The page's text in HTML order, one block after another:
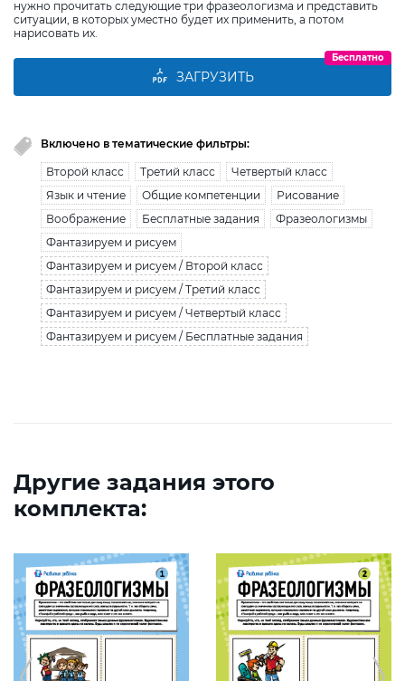
нужно прочитать следующие три фразеологизма и представить
ситуации, в которых уместно будет их применить, а потом
нарисовать их.
ЗАГРУЗИТЬ
Бесплатно
Включено в тематические фильтры:
Второй класс Третий класс
Четвертый класс
Язык и чтение
Общие компетенции
Рисование
Воображение
Бесплатные задания
Фразеологизмы
Фантазируем и рисуем
Фантазируем и рисуем / Второй класс
Фантазируем и рисуем / Третий класс
Фантазируем и рисуем / Четвертый класс
Фантазируем и рисуем / Бесплатные задания
Другие задания этого
комплекта: